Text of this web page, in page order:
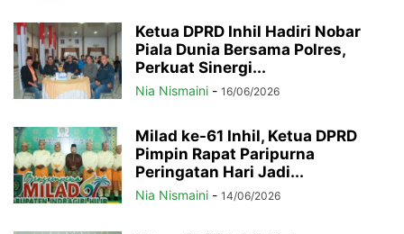
Ketua DPRD Inhil Hadiri Nobar
Piala Dunia Bersama Polres,
Perkuat Sinergi...
Nia Nismaini - 16/06/2026
Milad ke-61 Inhil, Ketua DPRD
Pimpin Rapat Paripurna
Peringatan Hari Jadi...
Nia Nismaini - 14/06/2026